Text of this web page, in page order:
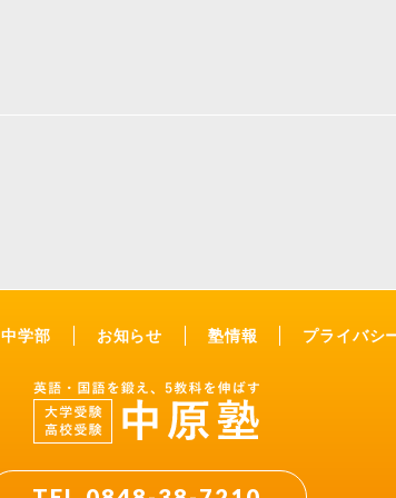
中学部 お知らせ 塾情報 プライバシ